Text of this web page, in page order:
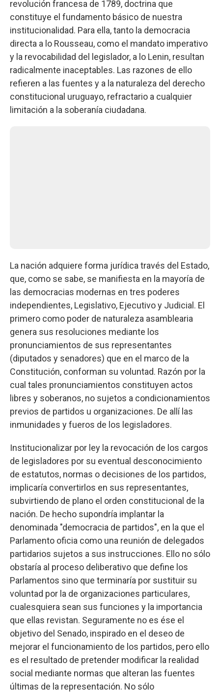
revolución francesa de 1789, doctrina que
constituye el fundamento básico de nuestra
institucionalidad. Para ella, tanto la democracia
directa a lo Rousseau, como el mandato imperativo
y la revocabilidad del legislador, a lo Lenin, resultan
radicalmente inaceptables. Las razones de ello
refieren a las fuentes y a la naturaleza del derecho
constitucional uruguayo, refractario a cualquier
limitación a la soberanía ciudadana.
La nación adquiere forma jurídica través del Estado,
que, como se sabe, se manifiesta en la mayoría de
las democracias modernas en tres poderes
independientes, Legislativo, Ejecutivo y Judicial. El
primero como poder de naturaleza asamblearia
genera sus resoluciones mediante los
pronunciamientos de sus representantes
(diputados y senadores) que en el marco de la
Constitución, conforman su voluntad. Razón por la
cual tales pronunciamientos constituyen actos
libres y soberanos, no sujetos a condicionamientos
previos de partidos u organizaciones. De allí las
inmunidades y fueros de los legisladores.
Institucionalizar por ley la revocación de los cargos
de legisladores por su eventual desconocimiento
de estatutos, normas o decisiones de los partidos,
implicaría convertirlos en sus representantes,
subvirtiendo de plano el orden constitucional de la
nación. De hecho supondría implantar la
denominada "democracia de partidos", en la que el
Parlamento oficia como una reunión de delegados
partidarios sujetos a sus instrucciones. Ello no sólo
obstaría al proceso deliberativo que define los
Parlamentos sino que terminaría por sustituir su
voluntad por la de organizaciones particulares,
cualesquiera sean sus funciones y la importancia
que ellas revistan. Seguramente no es ése el
objetivo del Senado, inspirado en el deseo de
mejorar el funcionamiento de los partidos, pero ello
es el resultado de pretender modificar la realidad
social mediante normas que alteran las fuentes
últimas de la representación. No sólo